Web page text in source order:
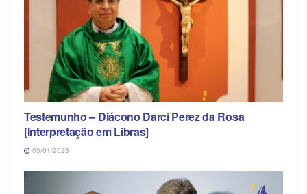
Testemunho – Diácono Darci Perez da Rosa
[Interpretação em Libras]
03/01/2023